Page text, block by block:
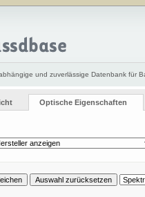
und zuverlässige Datenbank für
Optische Eigenschaften